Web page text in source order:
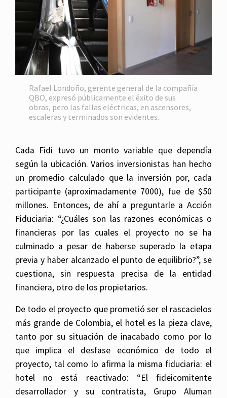
Rafael Londoño, gerente general de la compañía
QBO, expresó públicamente el éxito de sus
obras, pero las fallas eléctricas, en ascensores,
escaleras y terminados son evidentes.
Cada Fidi tuvo un monto variable que dependía
según la ubicación. Varios inversionistas han hecho
un promedio calculado que la inversión por, cada
participante (aproximadamente 7000), fue de $50
millones. Entonces, de ahí a preguntarle a Acción
Fiduciaria: “¿Cuáles son las razones económicas o
financieras por las cuales el proyecto no se ha
culminado a pesar de haberse superado la etapa
previa y haber alcanzado el punto de equilibrio?”, se
cuestiona, sin respuesta precisa de la entidad
financiera, otro de los propietarios.
De todo el proyecto que prometió ser el rascacielos
más grande de Colombia, el hotel es la pieza clave,
tanto por su situación de inacabado como por lo
que implica el desfase económico de todo el
proyecto, tal como lo afirma la misma fiduciaria: el
hotel no está reactivado: “El fideicomitente
desarrollador y su contratista, Grupo Aluman